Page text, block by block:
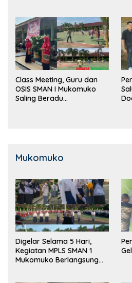
Class Meeting, Guru dan
OSIS SMAN I Mukomuko
Saling Beradu
Mukomuko
Digelar Selama 5 Hari,
Kegiatan MPLS SMAN 1
Mukomuko Berlangsung